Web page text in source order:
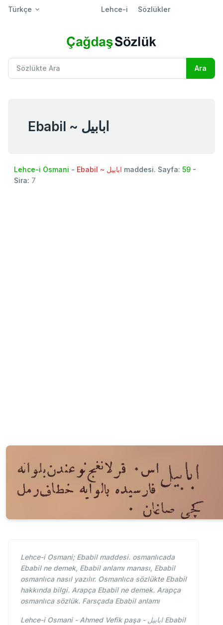
Türkçe Lehce-i Sözlükler
Ebabil ~ ابابيل
Lehce-i Osmani - Ebabil ~ ابابيل maddesi. Sayfa: 59 -
Sira: 7
Lehce-i Osmani; Ebabil maddesi. osmanlıcada
Ebabil ne demek, Ebabil anlamı manası, Ebabil
osmanlıca nasıl yazılır. Osmanlıca sözlükte Ebabil
hakkında bilgi. Arapça Ebabil ne demek. Arapça
osmanlıca sözlük. Farsçada Ebabil anlamı
Lehce-i Osmani - Ahmed Vefik paşa - ابابيل Ebabil